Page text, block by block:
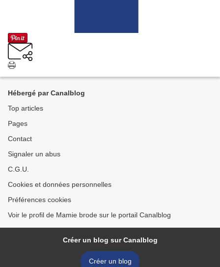
Hébergé par Canalblog
Top articles
Pages
Contact
Signaler un abus
C.G.U.
Cookies et données personnelles
Préférences cookies
Voir le profil de Mamie brode sur le portail Canalblog
Créer un blog sur Canalblog
Créer un blog